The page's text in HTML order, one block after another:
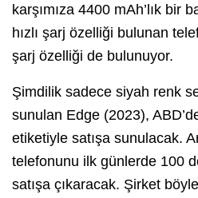
karşımıza 4400 mAh’lık bir
hızlı şarj özelliği bulunan
şarj özelliği de bulunuyor.
Şimdilik sadece siyah renk
sunulan Edge (2023),
etiketiyle satışa sunulacak.
telefonunu ilk günlerde 100
satışa çıkaracak. Şirket